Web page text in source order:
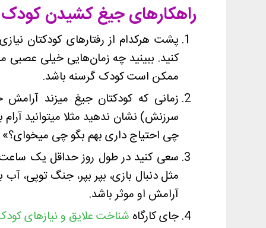
راهکارهای جیغ کشیدن کودک
پشت هرکدام از رفتارهای کودکتان
کنید. ببینید چه زمان‌هایی خیلی عصبی
ممکن است کودک گرسنه باشد.
زمانی که کودکتان جیغ میزند
سرزنش) نشان ندهید مثلا میتوانید
چی احتیاج داری بهم بگو چی میخوای؟»
سعی کنید در طول روز حداقل یک ساعت
مثل دنبال بازی، بپر بپر، جنگ توپی،
آرامش او موثر باشد.
جای کارگاه شناخت علایق و نیازهای